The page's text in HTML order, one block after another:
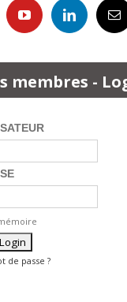
membres -
de passe ?